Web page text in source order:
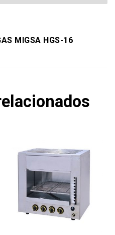
MIGSA HGS-16